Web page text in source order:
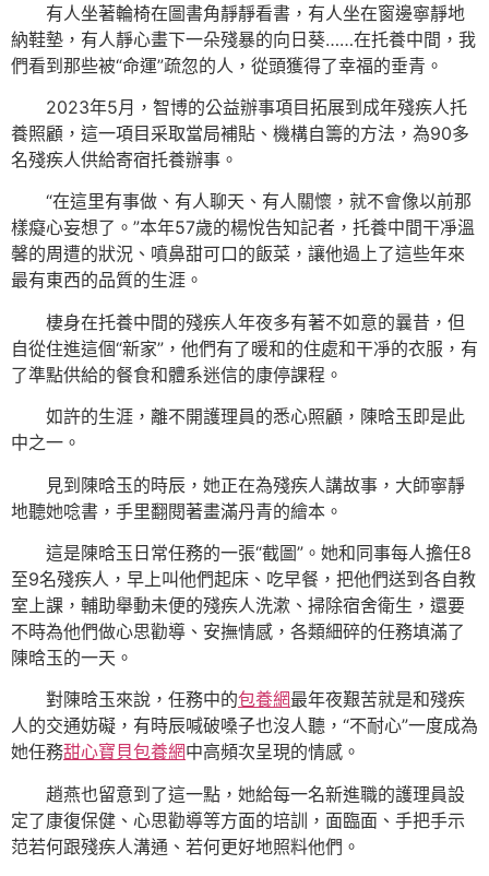
有人坐著輪椅在圖書角靜靜看書，有人坐在窗邊寧靜地
納鞋墊，有人靜心畫下一朵殘暴的向日葵……在托養中間，我
們看到那些被“命運”疏忽的人，從頭獲得了幸福的垂青。
2023年5月，智博的公益辦事項目拓展到成年殘疾人托
養照顧，這一項目采取當局補貼、機構自籌的方法，為90多
名殘疾人供給寄宿托養辦事。
“在這里有事做、有人聊天、有人關懷，就不會像以前那
樣癡心妄想了。”本年57歲的楊悅告知記者，托養中間干凈溫
馨的周遭的狀況、噴鼻甜可口的飯菜，讓他過上了這些年來
最有東西的品質的生涯。
棲身在托養中間的殘疾人年夜多有著不如意的曩昔，但
自從住進這個“新家”，他們有了暖和的住處和干凈的衣服，有
了準點供給的餐食和體系迷信的康停課程。
如許的生涯，離不開護理員的悉心照顧，陳晗玉即是此
中之一。
見到陳晗玉的時辰，她正在為殘疾人講故事，大師寧靜
地聽她唸書，手里翻閱著畫滿丹青的繪本。
這是陳晗玉日常任務的一張“截圖”。她和同事每人擔任8
至9名殘疾人，早上叫他們起床、吃早餐，把他們送到各自教
室上課，輔助舉動未便的殘疾人洗漱、掃除宿舍衛生，還要
不時為他們做心思勸導、安撫情感，各類細碎的任務填滿了
陳晗玉的一天。
對陳晗玉來說，任務中的包養網最年夜艱苦就是和殘疾
人的交通妨礙，有時辰喊破嗓子也沒人聽，“不耐心”一度成為
她任務甜心寶貝包養網中高頻次呈現的情感。
趙燕也留意到了這一點，她給每一名新進職的護理員設
定了康復保健、心思勸導等方面的培訓，面臨面、手把手示
范若何跟殘疾人溝通、若何更好地照料他們。